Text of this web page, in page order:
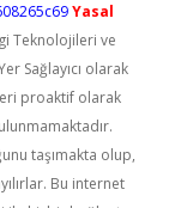
Yasal
Teknolojileri ve
Sağlayıcı olarak
proaktif olarak
taşımakta olup,
Bu internet